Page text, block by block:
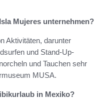
Mujeres unternehmen?
Aktivitäten, darunter
und Stand-Up-
und Tauchen sehr
MUSA.
in Mexiko?